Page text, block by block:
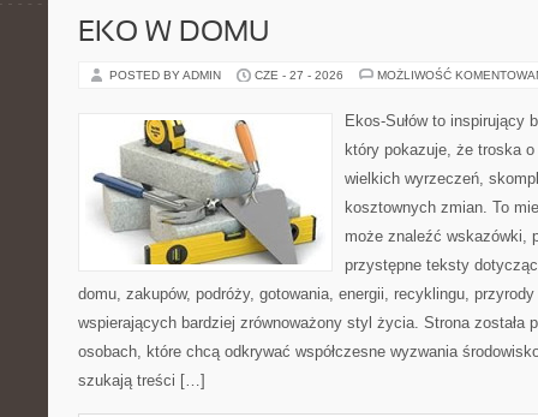
EKO W DOMU
POSTED BY ADMIN CZE - 27 - 2026 MOŻLIWOŚĆ
Ekos-Sułów to inspirujący
który pokazuje, że troska
wielkich wyrzeczeń,
kosztownych zmian. To
może znaleźć wskazówki,
przystępne teksty
domu, zakupów, podróży, gotowania, energii, recyklingu,
wspierających bardziej zrównoważony styl życia. Strona została
osobach, które chcą odkrywać współczesne wyzwania
szukają treści […]